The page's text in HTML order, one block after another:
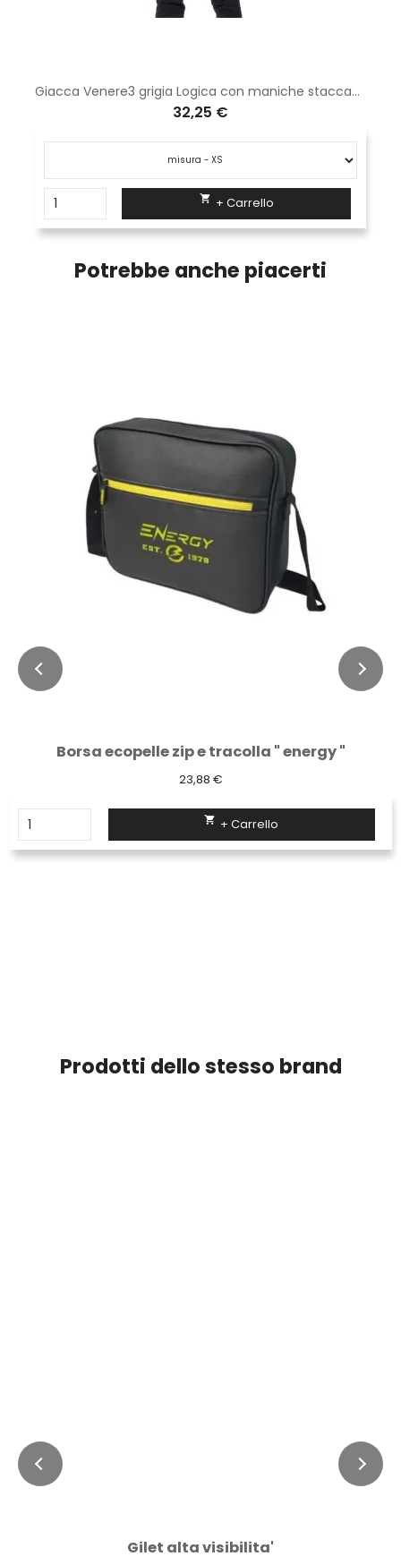
Giacca Venere3 grigia Logica con maniche staccabili
32,25 €
 + Carrello
Potrebbe anche piacerti
Borsa ecopelle zip e tracolla " energy "
23,88 €
 + Carrello
Prodotti dello stesso brand
Gilet alta visibilita'